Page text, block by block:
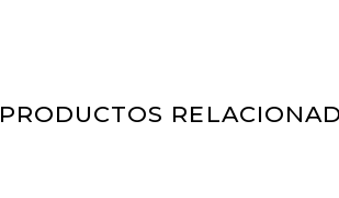
PRODUCTOS